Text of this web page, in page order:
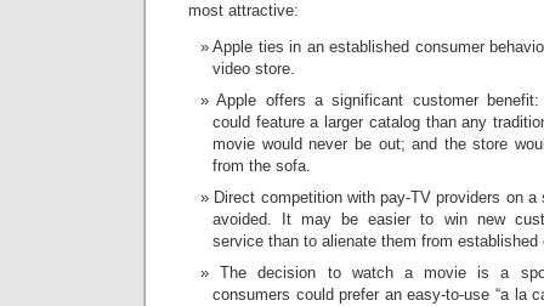
most attractive:
Apple ties in an established consumer
video store.
Apple offers a significant customer
could feature a larger catalog than any
movie would never be out; and the store
from the sofa.
Direct competition with pay-TV providers on
avoided. It may be easier to win new
service than to alienate them from established
The decision to watch a movie is a
consumers could prefer an easy-to-use “a la